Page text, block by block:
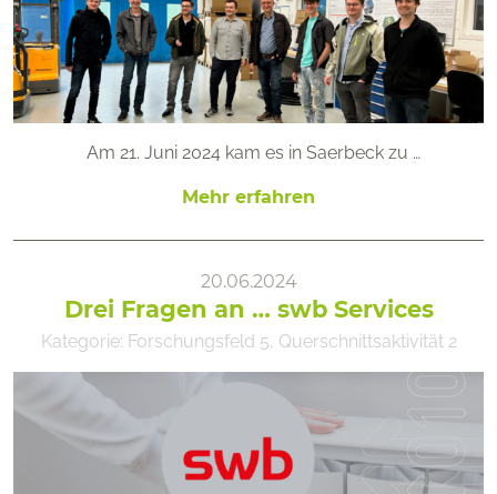
Am 21. Juni 2024 kam es in Saerbeck zu …
Mehr erfahren
20.06.2024
Drei Fragen an … swb Services
Kategorie: Forschungsfeld 5, Querschnittsaktivität 2